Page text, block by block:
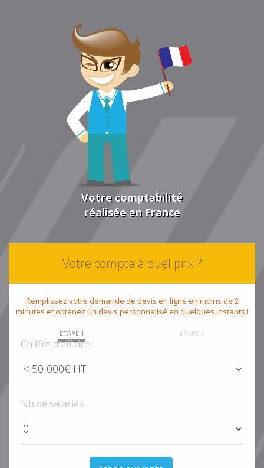
Votre comptabilité
réalisée en France
Votre compta à quel prix ?
Remplissez votre demande de devis en ligne en moins de 2
minutes et obtenez un devis personnalisé en quelques instants !
ETAPE 1 ETAPE 2
Chiffre d'affaire :
Nb de salariés :